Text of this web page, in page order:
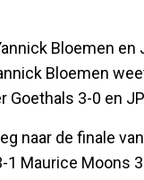
Bloemen en
Bloemen
Goethals 3-0 en
naar de finale
Maurice Moons